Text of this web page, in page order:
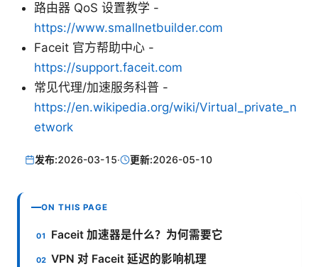
路由器 QoS 设置教学 -
https://www.smallnetbuilder.com
Faceit 官方帮助中心 -
https://support.faceit.com
常见代理/加速服务科普 -
https://en.wikipedia.org/wiki/Virtual_private_n
etwork
发布:2026-03-15· 更新:2026-05-10
ON THIS PAGE
Faceit 加速器是什么？为何需要它
VPN 对 Faceit 延迟的影响机理